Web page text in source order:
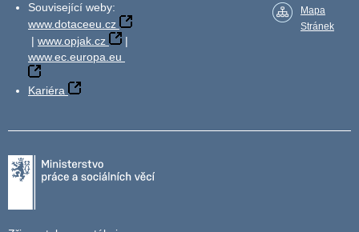
Související weby:
www.dotaceeu.cz
| www.opjak.cz
|
www.ec.europa.eu
Kariéra
Mapa
Stránek